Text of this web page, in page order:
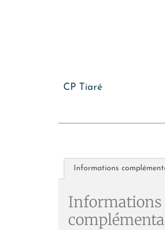
CP Tiaré
Informations
Informations